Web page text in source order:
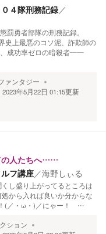
４隊刑務記録／
罰勇者部隊の刑務記録。
史上最悪のコソ泥、詐欺師の
、成功率ゼロの暗殺者――
ァンタジー
2023年5月22日 01:15更新
の人たちへ……
フ講座／海野しぃる
し盛り上がってるところは
から入れば良いか分からな
(／・ω・)／にゃー！ …
ション